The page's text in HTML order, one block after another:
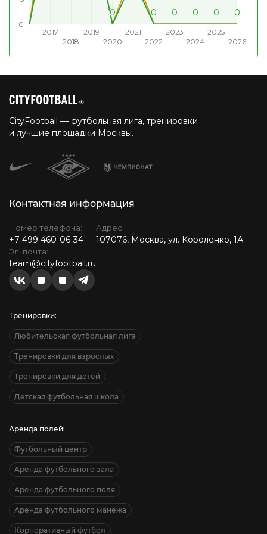
2017
2018
2019
2020
2021
2022
2023
2024
2025
2026
0
0
0 0
0 0
0 0
0 0
0 0
0
0
0 0
0 0
0 0
0 0
0 0
0
CityFootball — футбольная лига, тренировки
и лучшие площадки Москвы.
Контактная информация
Номер телефона:
+7 499 460-06-34
Эл. почта:
team@cityfootball.ru
Адрес:
107076, Москва, ул. Короленко, 1А
Тренировки:
Любительская футбольная лига
Тренировки для взрослых
Тренировки для детей
Детская футбольная школа
Аренда полей:
Футбольный центр
Аренда футбольного зала
Аренда футбольного поля
Аренда футбольного манежа
Корпоративный футбол